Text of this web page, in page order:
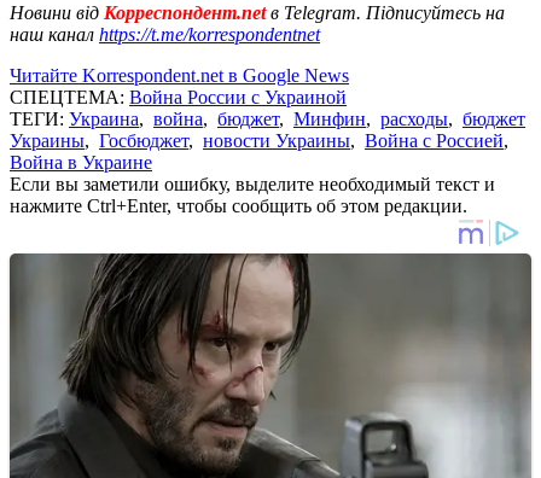
Новини від Корреспондент.netв Telegram. Підписуйтесь на
наш канал https://t.me/korrespondentnet
Читайте Korrespondent.net в Google News
СПЕЦТЕМА: Война России с Украиной
ТЕГИ: Украина, война, бюджет, Минфин, расходы, бюджет
Украины, Госбюджет, новости Украины, Война с Россией,
Война в Украине
Если вы заметили ошибку, выделите необходимый текст и
нажмите Ctrl+Enter, чтобы сообщить об этом редакции.